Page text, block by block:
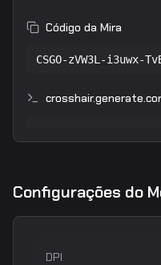
Código da Mira
CSGO-zVW3L-i3uwx-
Configurações do
DPI